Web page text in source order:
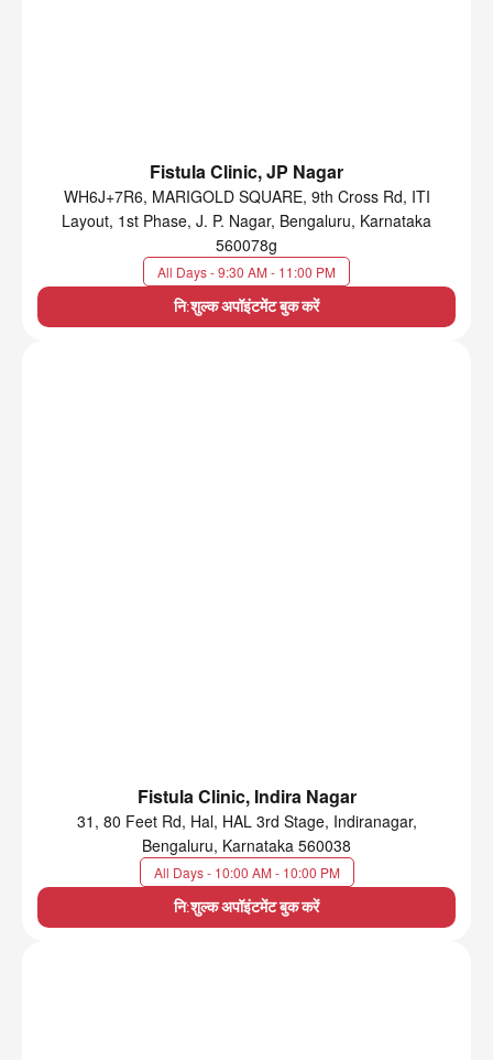
Fistula Clinic, JP Nagar
WH6J+7R6, MARIGOLD SQUARE, 9th Cross Rd, ITI
Layout, 1st Phase, J. P. Nagar, Bengaluru, Karnataka
560078g
All Days - 9:30 AM - 11:00 PM
नि:शुल्क अपॉइंटमेंट बुक करें
Fistula Clinic, Indira Nagar
31, 80 Feet Rd, Hal, HAL 3rd Stage, Indiranagar,
Bengaluru, Karnataka 560038
All Days - 10:00 AM - 10:00 PM
नि:शुल्क अपॉइंटमेंट बुक करें